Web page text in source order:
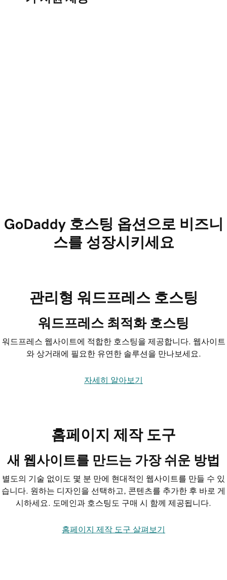
GoDaddy 호스팅 옵션으로 비즈니
스를 성장시키세요
관리형 워드프레스 호스팅
워드프레스 최적화 호스팅
워드프레스 웹사이트에 적합한 호스팅을 제공합니다. 웹사이트
와 상거래에 필요한 유연한 솔루션을 만나보세요.
자세히 알아보기
홈페이지 제작 도구
새 웹사이트를 만드는 가장 쉬운 방법
별도의 기술 없이도 몇 분 만에 현대적인 웹사이트를 만들 수 있
습니다. 원하는 디자인을 선택하고, 콘텐츠를 추가한 후 바로 게
시하세요. 도메인과 호스팅도 구매 시 함께 제공됩니다.
홈페이지 제작 도구 살펴보기